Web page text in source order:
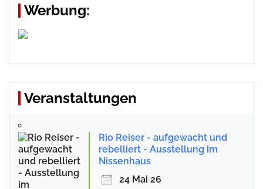
Werbung:
Veranstaltungen
Rio Reiser - aufgewacht und
rebelliert - Ausstellung im
Nissenhaus
24 Mai 26